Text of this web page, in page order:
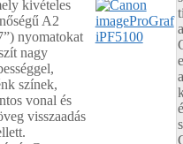
kivételes
A2
nyomatokat
nagy
színek,
vonal és
visszaadás